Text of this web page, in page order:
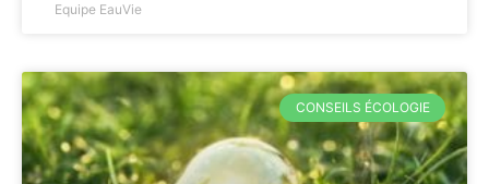
Equipe EauVie
CONSEILS ÉCOLOGIE